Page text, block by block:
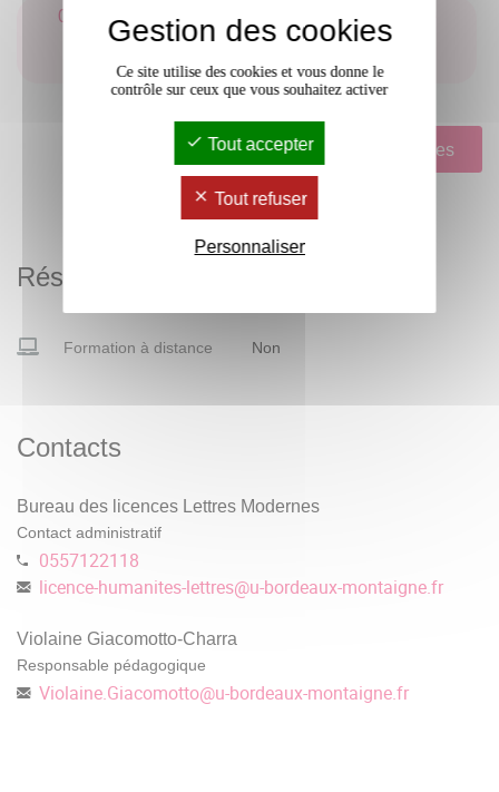
061 Communiquer à des fins de formation ou de
transfert de connaissances, lors d'échanges
professionnels, par oral et par écrit, en français
Voir le tableau d'acquisition des compétences
Résumé de la formation
Formation à distance Non
Contacts
Bureau des licences Lettres Modernes
Contact administratif
0557122118
licence-humanites-lettres@u-bordeaux-montaigne.fr
Violaine Giacomotto-Charra
Responsable pédagogique
Violaine.Giacomotto@u-bordeaux-montaigne.fr
Gestion des cookies
Ce site utilise des cookies et vous donne le
contrôle sur ceux que vous souhaitez activer
Tout accepter
Tout refuser
Personnaliser